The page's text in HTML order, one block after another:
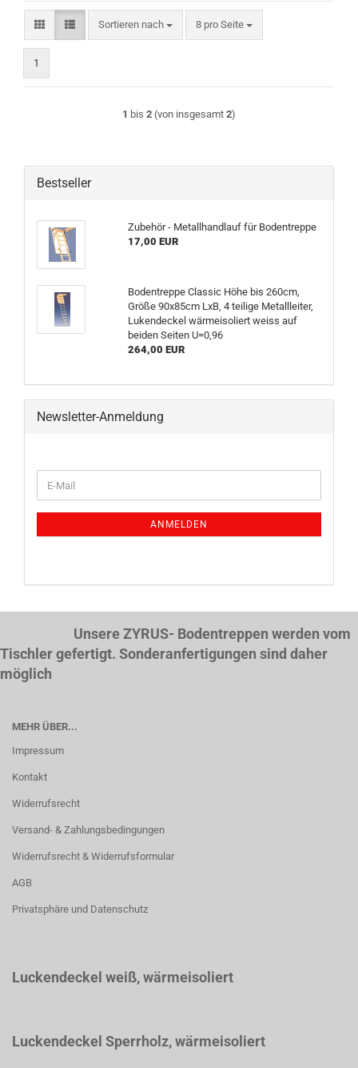
Sortieren nach
Sortieren nach 8 pro Seite
pro Seite
1
1 bis 2 (von insgesamt 2)
Bestseller
Zubehör - Metallhandlauf für Bodentreppe
17,00 EUR
Bodentreppe Classic Höhe bis 260cm,
Größe 90x85cm LxB, 4 teilige Metallleiter,
Lukendeckel wärmeisoliert weiss auf
beiden Seiten U=0,96
264,00 EUR
Newsletter-Anmeldung
ZUR
E-
Mail
ANMELDEN
Unsere ZYRUS- Bodentreppen werden vom
Tischler gefertigt. Sonderanfertigungen sind daher
möglich
MEHR ÜBER...
Impressum
Kontakt
Widerrufsrecht
Versand- & Zahlungsbedingungen
Widerrufsrecht & Widerrufsformular
AGB
Privatsphäre und Datenschutz
Luckendeckel weiß, wärmeisoliert
Luckendeckel Sperrholz, wärmeisoliert